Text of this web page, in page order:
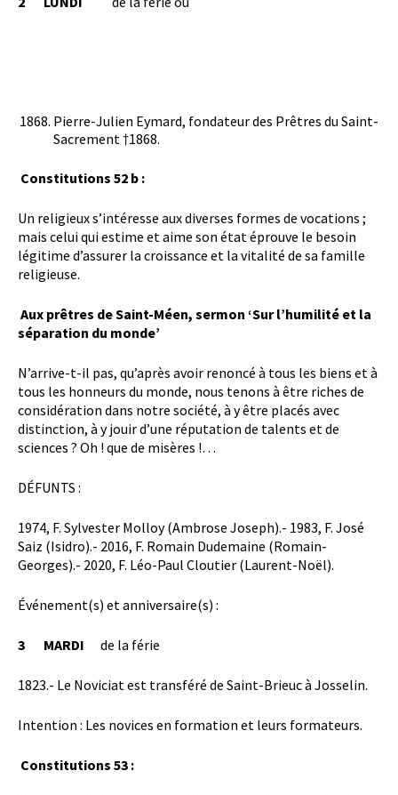
Pierre-Julien Eymard, fondateur des Prêtres du Saint-
Sacrement †1868.
Constitutions 52 b :
Un religieux s’intéresse aux diverses formes de vocations ;
mais celui qui estime et aime son état éprouve le besoin
légitime d’assurer la croissance et la vitalité de sa famille
religieuse.
Aux prêtres de Saint-Méen, sermon ‘Sur l’humilité et la
séparation du monde’
N’arrive-t-il pas, qu’après avoir renoncé à tous les biens et à
tous les honneurs du monde, nous tenons à être riches de
considération dans notre société, à y être placés avec
distinction, à y jouir d’une réputation de talents et de
sciences ? Oh ! que de misères !…
DÉFUNTS :
1974, F. Sylvester Molloy (Ambrose Joseph).- 1983, F. José
Saiz (Isidro).- 2016, F. Romain Dudemaine (Romain-
Georges).- 2020, F. Léo-Paul Cloutier (Laurent-Noël).
Événement(s) et anniversaire(s) :
3 MARDI de la férie
1823.- Le Noviciat est transféré de Saint-Brieuc à Josselin.
Intention : Les novices en formation et leurs formateurs.
Constitutions 53 :